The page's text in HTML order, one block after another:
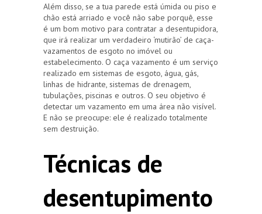
Além disso, se a tua parede está úmida ou piso e
chão está arriado e você não sabe porquê, esse
é um bom motivo para contratar a desentupidora,
que irá realizar um verdadeiro ‘mutirão’ de caça-
vazamentos de esgoto no imóvel ou
estabelecimento. O caça vazamento é um serviço
realizado em sistemas de esgoto, água, gás,
linhas de hidrante, sistemas de drenagem,
tubulações, piscinas e outros. O seu objetivo é
detectar um vazamento em uma área não visível.
E não se preocupe: ele é realizado totalmente
sem destruição.
Técnicas de
desentupimento